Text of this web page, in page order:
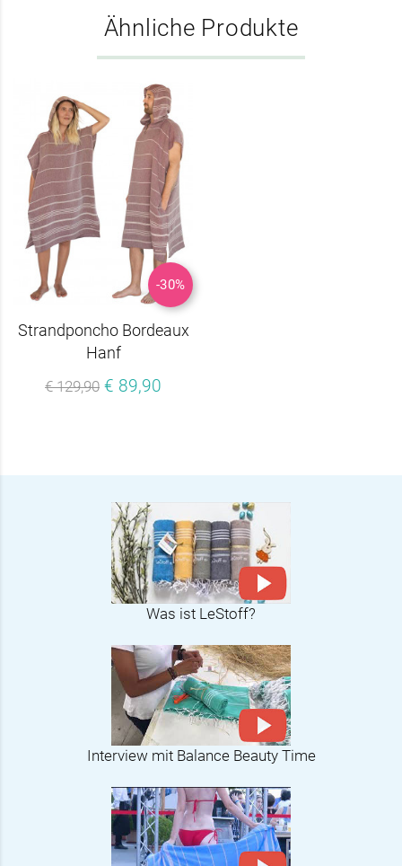
Ähnliche Produkte
-30%
Strandponcho Bordeaux
Hanf
€ 129,90 € 89,90
Was ist LeStoff?
Interview mit Balance Beauty Time